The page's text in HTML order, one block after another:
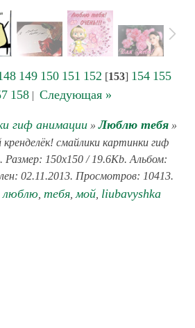
149 150 151 152 [153] 154 155
158 | Следующая »
гиф анимации »Люблю тебя »
смайлики картинки гиф
Размер: 150x150 / 19.6Kb. Альбом:
02.11.2013. Просмотров: 10413.
люблю, тебя, мой, liubavyshka